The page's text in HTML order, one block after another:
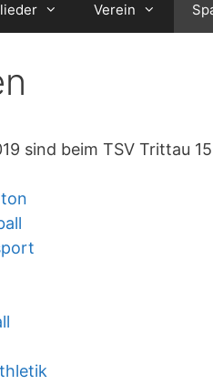
Verein
sind beim TSV Trittau